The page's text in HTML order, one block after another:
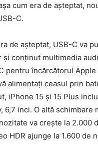
cum era de așteptat,
C.
de așteptat, USB-C va
și conținut multimedia
pentru încărcătorul Apple
alimentați ceasul prin
iPhone 15 și 15 Plus
6,7 inci. O altă schimbare
va crește la 2.000
HDR ajunge la 1.600 de